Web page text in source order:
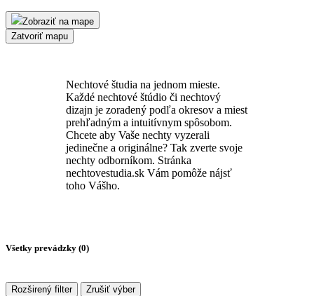
Zobraziť na mape
Zatvoriť mapu
Nechtové študia na jednom mieste.
Každé nechtové štúdio či nechtový
dizajn je zoradený podľa okresov a miest
prehľadným a intuitívnym spôsobom.
Chcete aby Vaše nechty vyzerali
jedinečne a originálne? Tak zverte svoje
nechty odborníkom. Stránka
nechtovestudia.sk Vám pomôže nájsť
toho Vášho.
Všetky prevádzky (0)
Rozširený filter Zrušiť výber